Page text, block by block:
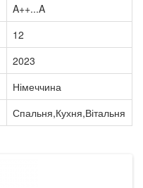
A++...A
12
2023
Німеччина
Спальня,Кухня,Вітальня